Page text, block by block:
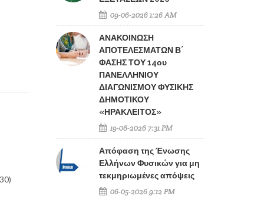
09-06-2026 1:26 AM
ΑΝΑΚΟΙΝΩΣΗ
ΑΠΟΤΕΛΕΣΜΑΤΩΝ Β΄
ΦΑΣΗΣ ΤΟΥ 14ου
ΠΑΝΕΛΛΗΝΙΟΥ
ΔΙΑΓΩΝΙΣΜΟΥ ΦΥΣΙΚΗΣ
ΔΗΜΟΤΙΚΟΥ
«ΗΡΑΚΛΕΙΤΟΣ»
19-06-2026 7:31 PM
Απόφαση της Ένωσης
Ελλήνων Φυσικών για μη
τεκμηριωμένες απόψεις
06-05-2026 9:12 PM